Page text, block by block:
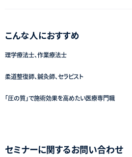
こんな人におすすめ
理学療法士、作業療法士
柔道整復師、鍼灸師、セラピスト
「圧の質」で施術効果を高めたい医療専門職
セミナーに関するお問い合わせ